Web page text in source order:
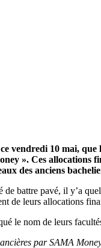
vendredi 10 mai,
». Ces allocations
des anciens
battre pavé, il y’a
de leurs allocations
le nom de leurs
par SAMA